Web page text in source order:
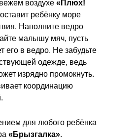
воздухе «Плюх!
ребёнку море
Наполните ведро
малышу мяч, пусть
его в ведро. Не забудьте
одежде, ведь
изрядно промокнуть.
координацию
для любого ребёнка
«Брызгалка».